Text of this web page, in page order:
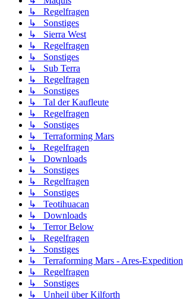
↳ Regelfragen
↳ Sonstiges
↳ Sierra West
↳ Regelfragen
↳ Sonstiges
↳ Sub Terra
↳ Regelfragen
↳ Sonstiges
↳ Tal der Kaufleute
↳ Regelfragen
↳ Sonstiges
↳ Terraforming Mars
↳ Regelfragen
↳ Downloads
↳ Sonstiges
↳ Regelfragen
↳ Sonstiges
↳ Teotihuacan
↳ Downloads
↳ Terror Below
↳ Regelfragen
↳ Sonstiges
↳ Terraforming Mars - Ares-Expedition
↳ Regelfragen
↳ Sonstiges
↳ Unheil über Kilforth